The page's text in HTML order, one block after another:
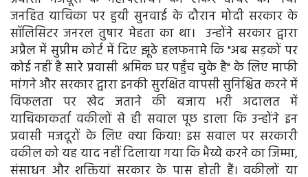
जनहित याचिका पर हुयी सुनवाई के दौरान मोदी सरकार के
सॉलिसिटर जनरल तुषार मेहता का था। उन्होंने सरकार द्वारा
अप्रैल में सुप्रीम कोर्ट में दिए झूठे हलफनामे कि "अब सड़कों पर
कोई नहीं है सारे प्रवासी श्रमिक घर पहुँच चुके है" के लिए माफी
मांगने और सरकार द्वारा इनकी सुरक्षित वापसी सुनिश्चित करने में
विफलता पर खेद जताने की बजाय भरी अदालत में
याचिकाकर्ता वकीलों से ही सवाल पूछ डाला कि उन्होंने इन
प्रवासी मजदूरों के लिए क्या किया! इस सवाल पर सरकारी
वकील को यह याद नहीं दिलाया गया कि भैय्ये करने का जिम्मा,
संसाधन और शक्तियां सरकार के पास होती हैं। वकीलों या